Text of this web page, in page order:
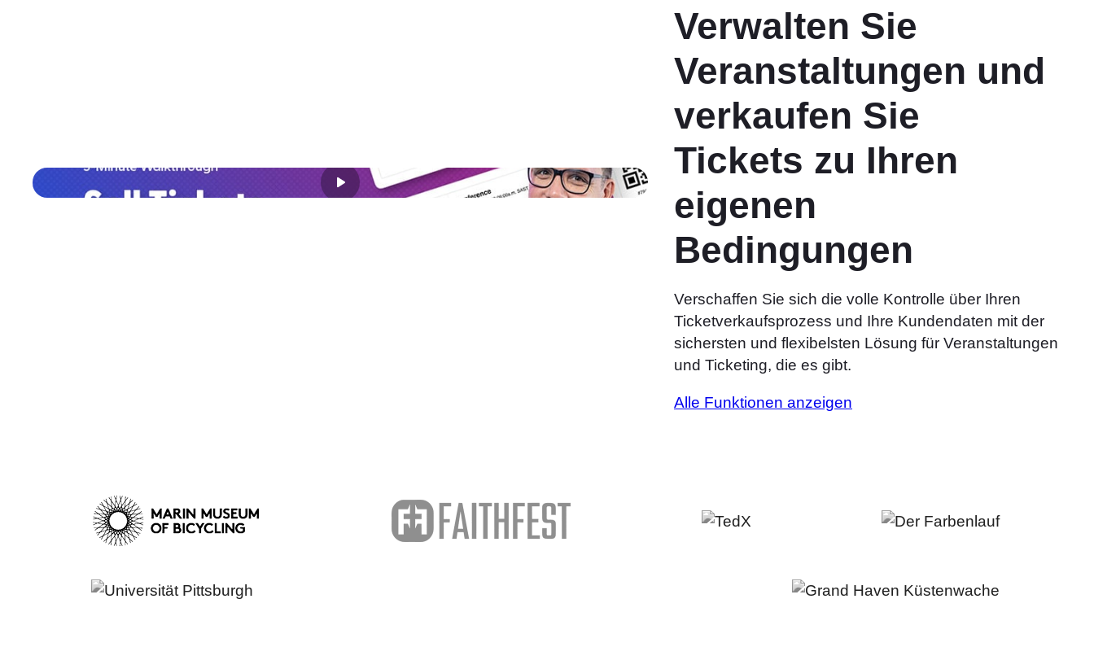
Verwalten Sie
Veranstaltungen und
verkaufen Sie
Tickets zu Ihren
eigenen
Bedingungen
Verschaffen Sie sich die volle Kontrolle über Ihren
Ticketverkaufsprozess und Ihre Kundendaten mit der
sichersten und flexibelsten Lösung für Veranstaltungen
und Ticketing, die es gibt.
Alle Funktionen anzeigen